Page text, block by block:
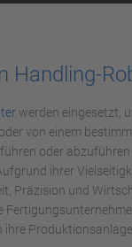
Akzeptieren
byUsercentrics
Management
Handling-
werden eingesetzt,
von einem
oder abzuführen
ihrer
Präzision und
ihre